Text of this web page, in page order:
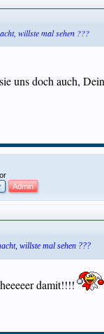
willste mal sehen ???
uns doch auch,
Admin
willste mal sehen ???
damit!!!!